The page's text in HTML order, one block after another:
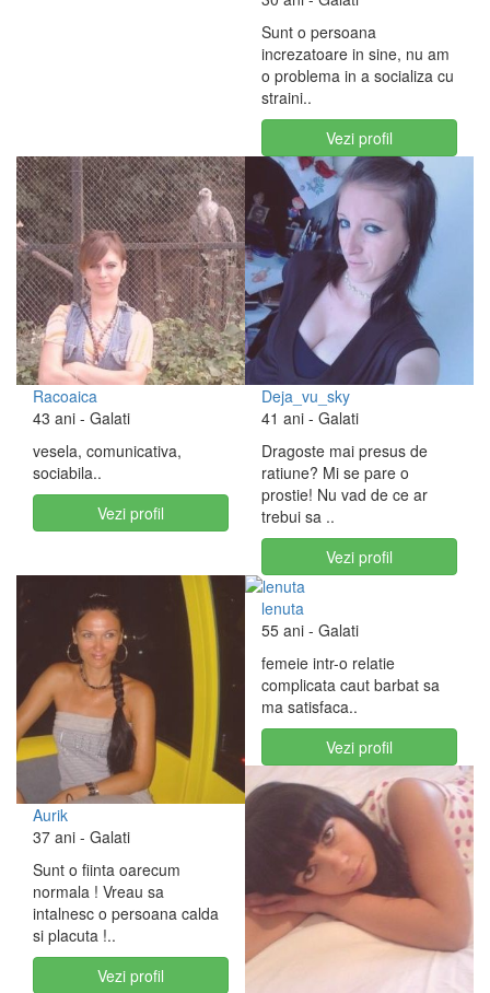
Sunt o persoana
increzatoare in sine, nu am
o problema in a socializa cu
straini..
Vezi profil
Racoaica
43 ani - Galati
vesela, comunicativa,
sociabila..
Vezi profil
Deja_vu_sky
41 ani - Galati
Dragoste mai presus de
ratiune? Mi se pare o
prostie! Nu vad de ce ar
trebui sa ..
Vezi profil
Aurik
37 ani - Galati
Sunt o fiinta oarecum
normala ! Vreau sa
intalnesc o persoana calda
si placuta !..
Vezi profil
lenuta
55 ani - Galati
femeie intr-o relatie
complicata caut barbat sa
ma satisfaca..
Vezi profil